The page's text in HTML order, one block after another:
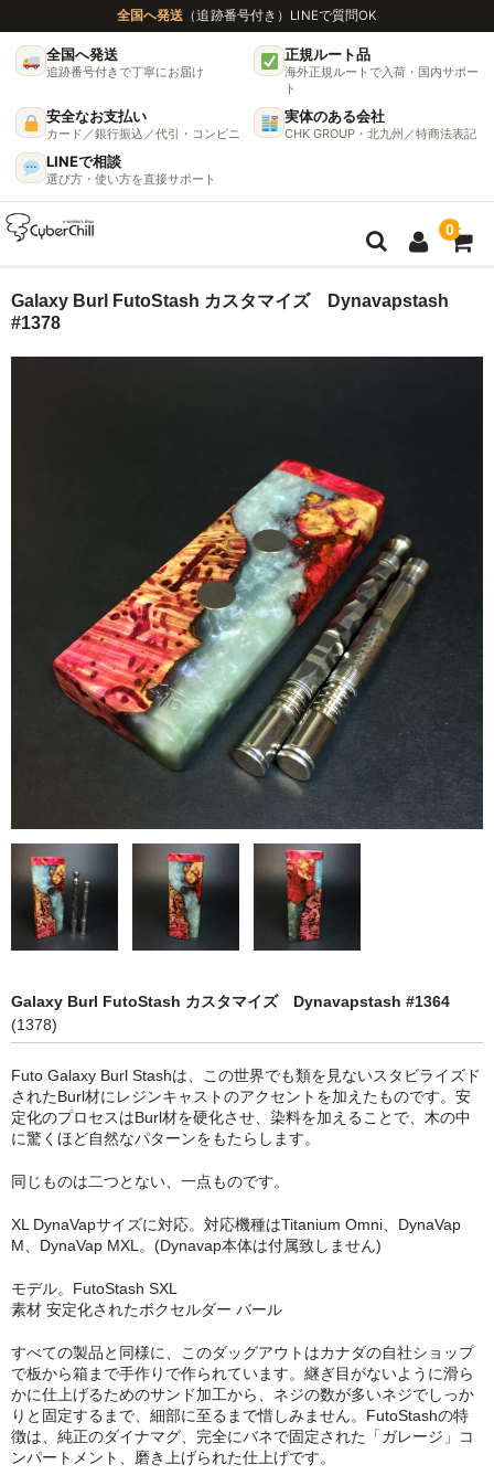
全国へ発送 （追跡番号付き） LINEで質問OK
全国へ発送
追跡番号付きで丁寧にお届け
正規ルート品
海外正規ルートで入荷・国内サポー
ト
安全なお支払い
カード／銀行振込／代引・コンビニ
実体のある会社
CHK GROUP・北九州／特商法表記
LINEで相談
選び方・使い方を直接サポート
0
ガイド
シーシャ炭の選び方
マウスピースの選び方
シーシャの始め方
BFG Dani（バッテリー不要ヴェポ）
BFGセット（一式）
BFGステム（本体のみ）
業務用補充オーダー
入荷予定 / 最新情報
予約
シーシャ
Hookahs
CyberChill
НА ГРАНИ (NA GRANI)
SHISHABUCKS
dschinni
Kaloud
Khalil Mamoon
VZ
RF
Galaxy Burl FutoStash カスタマイズ Dynavapstash
#1378
Galaxy Burl FutoStash カスタマイズ Dynavapstash #1364
(1378)
Futo Galaxy Burl Stashは、この世界でも類を見ないスタビライズド
されたBurl材にレジンキャストのアクセントを加えたものです。安
定化のプロセスはBurl材を硬化させ、染料を加えることで、木の中
に驚くほど自然なパターンをもたらします。
同じものは二つとない、一点ものです。
XL DynaVapサイズに対応。対応機種はTitanium Omni、DynaVap
M、DynaVap MXL。(Dynavap本体は付属致しません)
モデル。FutoStash SXL
素材 安定化されたボクセルダー バール
すべての製品と同様に、このダッグアウトはカナダの自社ショップ
で板から箱まで手作りで作られています。継ぎ目がないように滑ら
かに仕上げるためのサンド加工から、ネジの数が多いネジでしっか
りと固定するまで、細部に至るまで惜しみません。FutoStashの特
徴は、純正のダイナマグ、完全にバネで固定された「ガレージ」コ
ンパートメント、磨き上げられた仕上げです。